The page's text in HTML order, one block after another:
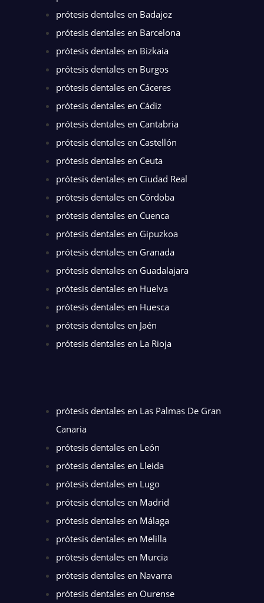
prótesis dentales en Badajoz
prótesis dentales en Barcelona
prótesis dentales en Bizkaia
prótesis dentales en Burgos
prótesis dentales en Cáceres
prótesis dentales en Cádiz
prótesis dentales en Cantabria
prótesis dentales en Castellón
prótesis dentales en Ceuta
prótesis dentales en Ciudad Real
prótesis dentales en Córdoba
prótesis dentales en Cuenca
prótesis dentales en Gipuzkoa
prótesis dentales en Granada
prótesis dentales en Guadalajara
prótesis dentales en Huelva
prótesis dentales en Huesca
prótesis dentales en Jaén
prótesis dentales en La Rioja
prótesis dentales en Las Palmas De Gran
Canaria
prótesis dentales en León
prótesis dentales en Lleida
prótesis dentales en Lugo
prótesis dentales en Madrid
prótesis dentales en Málaga
prótesis dentales en Melilla
prótesis dentales en Murcia
prótesis dentales en Navarra
prótesis dentales en Ourense